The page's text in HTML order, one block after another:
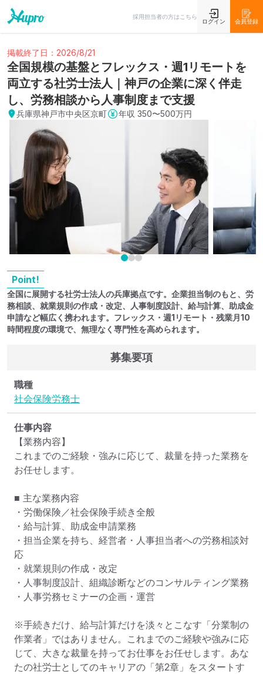
採用担当者の方はこちら
ログイン 会員登録
掲載終了日：2026/8/21
全国規模の基盤とフレックス・週1リモートを
両立する社労士法人｜神戸の企業に深く伴走
し、労務相談から人事制度まで支援
兵庫県神戸市中央区京町 年収 350〜500万円
Point!
全国に展開する社労士法人の兵庫拠点です。企業担当制のもと、労
務相談、就業規則の作成・改定、人事制度設計、給与計算、助成金
申請など幅広く携われます。フレックス・週1リモート・残業月10
時間程度の環境で、無理なく専門性を高められます。
募集要項
職種
社会保険労務士
仕事内容
【業務内容】
これまでのご経験・強みに応じて、裁量を持った業務を
お任せします。
■ 主な業務内容
・労働保険／社会保険手続き全般
・給与計算、助成金申請業務
・担当企業を持ち、経営者・人事担当者への労務相談対
応
・就業規則の作成・改定
・人事制度設計、組織診断などのコンサルティング業務
・人事労務セミナーの企画・運営
※手続きだけ、給与計算だけを淡々とこなす「分業制の
作業者」ではありません。これまでのご経験や強みに応
じて、大きな裁量を持ってお仕事をお任せします。あな
たの社労士としてのキャリアの「第2章」をスタートす